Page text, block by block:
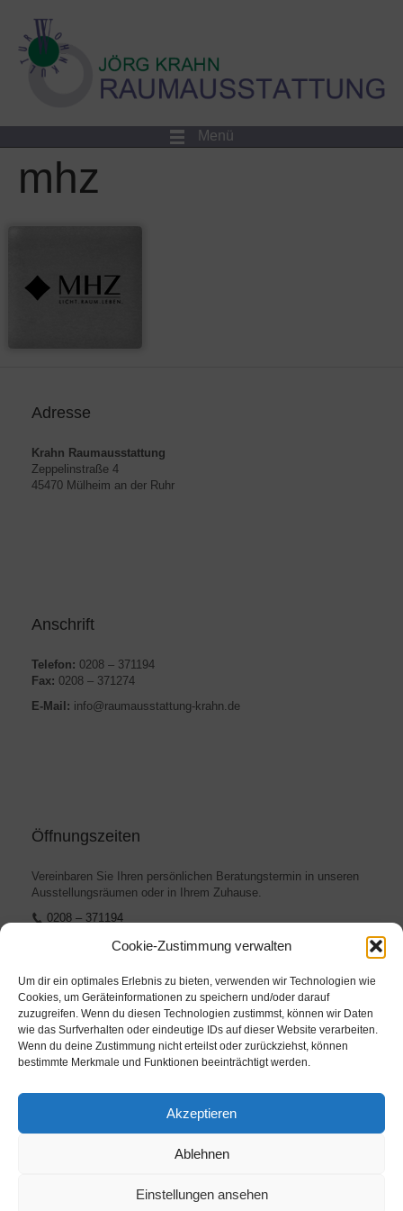
Cookie-Zustimmung verwalten
Um dir ein optimales Erlebnis zu bieten, verwenden wir Technologien wie
Cookies, um Geräteinformationen zu speichern und/oder darauf
zuzugreifen. Wenn du diesen Technologien zustimmst, können wir Daten
wie das Surfverhalten oder eindeutige IDs auf dieser Website verarbeiten.
Wenn du deine Zustimmung nicht erteilst oder zurückziehst, können
bestimmte Merkmale und Funktionen beeinträchtigt werden.
Akzeptieren
Ablehnen
Einstellungen ansehen
Menü
mhz
Adresse
Krahn Raumausstattung
Zeppelinstraße 4
45470 Mülheim an der Ruhr
Anschrift
Telefon: 0208 – 371194
Fax: 0208 – 371274
E-Mail: info@raumausstattung-krahn.de
Öffnungszeiten
Vereinbaren Sie Ihren persönlichen Beratungstermin in unseren
Ausstellungsräumen oder in Ihrem Zuhause.
0208 – 371194
info@raumausstattung-krahn.de
Weitere Links